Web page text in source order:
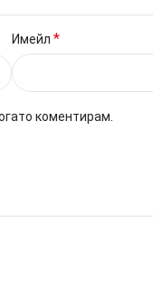
Имейл *
коментирам.